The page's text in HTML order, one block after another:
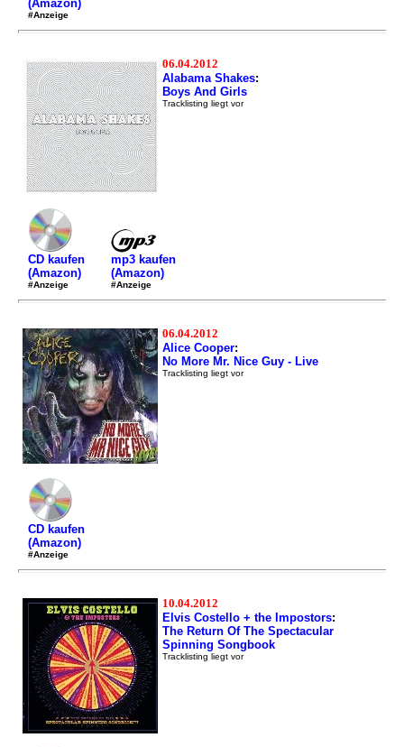
(Amazon)
#Anzeige
06.04.2012
Alabama Shakes:
Boys And Girls
Tracklisting liegt vor
CD kaufen
(Amazon)
#Anzeige
mp3 kaufen
(Amazon)
#Anzeige
06.04.2012
Alice Cooper:
No More Mr. Nice Guy - Live
Tracklisting liegt vor
CD kaufen
(Amazon)
#Anzeige
10.04.2012
Elvis Costello + the Impostors:
The Return Of The Spectacular
Spinning Songbook
Tracklisting liegt vor